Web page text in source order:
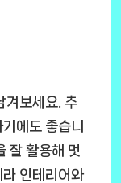
겨보세요. 추
에도 좋습니
잘 활용해 멋
인테리어와